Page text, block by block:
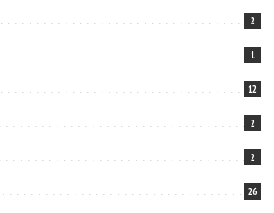
2
1
12
2
2
26